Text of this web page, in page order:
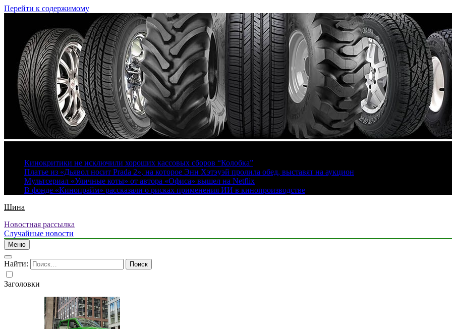
Перейти к содержимому
Кинокритики не исключили хороших кассовых сборов “Колобка”
Платье из «Дьявол носит Prada 2», на которое Энн Хэтэуэй пролила обед, выставят на аукцион
Мультсериал «Уличные коты» от автора «Офиса» вышел на Netflix
В фонде «Кинопрайм» рассказали о рисках применения ИИ в кинопроизводстве
Шина
Новостная рассылка
Случайные новости
Меню
Найти:
Заголовки